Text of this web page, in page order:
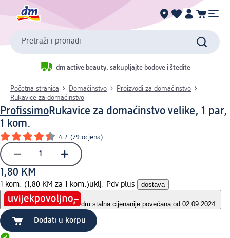
Pretraži i pronađi
dm active beauty: sakupljajte bodove i štedite
Početna stranica Domaćinstvo
Proizvodi za domaćinstvo
Rukavice za domaćinstvo
ProfissimoRukavice za domaćinstvo velike, 1 par,
1 kom.
4.2 (79 ocjena)
1,80 KM
1 kom. (1,80 KM za 1 kom.)uklj. Pdv plus dostava
dm stalna cijenanije povećana od 02.09.2024.
Dodati u korpu